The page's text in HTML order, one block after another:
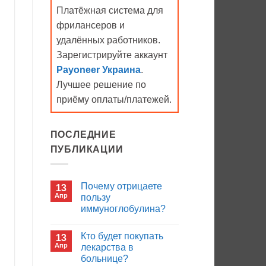
Платёжная система для
фрилансеров и
удалённых работников.
Зарегистрируйте аккаунт
Payoneer Украина.
Лучшее решение по
приёму оплаты/платежей.
ПОСЛЕДНИЕ
ПУБЛИКАЦИИ
13
Апр
Почему отрицаете
пользу
иммуноглобулина?
записи
Почему
отрицаете
пользу
13
Апр
Кто будет покупать
лекарства в
больнице?